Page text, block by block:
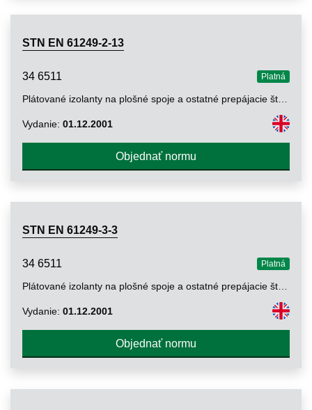
STN EN 61249-2-13
34 6511 Platná
Vydanie: 01.12.2001
Objednať normu
STN EN 61249-3-3
34 6511 Platná
Vydanie: 01.12.2001
Objednať normu